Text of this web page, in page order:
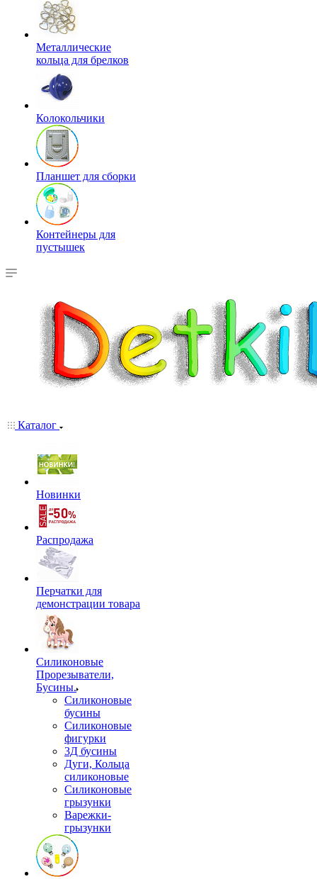
Металлические
кольца для брелков
Колокольчики
Планшет для сборки
Контейнеры для
пустышек
Каталог
Новинки
Распродажа
Перчатки для
демонстрации товара
Силиконовые
Прорезыватели,
Бусины.
Силиконовые
бусины
Силиконовые
фигурки
3Д бусины
Дуги, Кольца
силиконовые
Силиконовые
грызунки
Варежки-
грызунки